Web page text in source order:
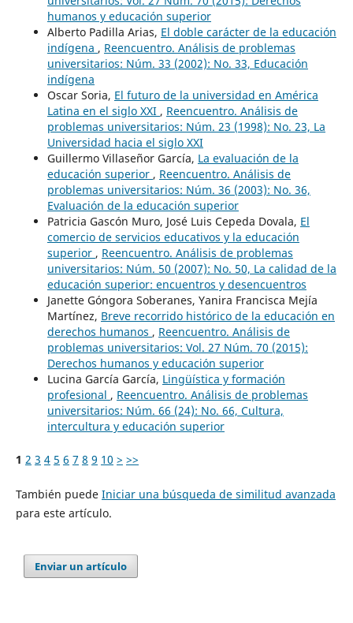
humanos y educación superior
Alberto Padilla Arias, El doble carácter de la educación
indígena , Reencuentro. Análisis de problemas
universitarios: Núm. 33 (2002): No. 33, Educación
indígena
Oscar Soria, El futuro de la universidad en América
Latina en el siglo XXI , Reencuentro. Análisis de
problemas universitarios: Núm. 23 (1998): No. 23, La
Universidad hacia el siglo XXI
Guillermo Villaseñor García, La evaluación de la
educación superior , Reencuentro. Análisis de
problemas universitarios: Núm. 36 (2003): No. 36,
Evaluación de la educación superior
Patricia Gascón Muro, José Luis Cepeda Dovala, El
comercio de servicios educativos y la educación
superior , Reencuentro. Análisis de problemas
universitarios: Núm. 50 (2007): No. 50, La calidad de la
educación superior: encuentros y desencuentros
Janette Góngora Soberanes, Yanira Francisca Mejía
Martínez, Breve recorrido histórico de la educación en
derechos humanos , Reencuentro. Análisis de
problemas universitarios: Vol. 27 Núm. 70 (2015):
Derechos humanos y educación superior
Lucina García García, Lingüística y formación
profesional , Reencuentro. Análisis de problemas
universitarios: Núm. 66 (24): No. 66, Cultura,
intercultura y educación superior
1 2 3 4 5 6 7 8 9 10 > >>
También puede Iniciar una búsqueda de similitud avanzada
para este artículo.
Enviar un artículo